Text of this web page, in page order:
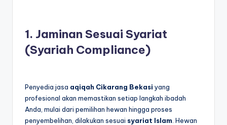
1. Jaminan Sesuai Syariat
(Syariah Compliance)
Penyedia jasa aqiqah Cikarang Bekasi yang
profesional akan memastikan setiap langkah ibadah
Anda, mulai dari pemilihan hewan hingga proses
penyembelihan, dilakukan sesuai syariat Islam . Hewan